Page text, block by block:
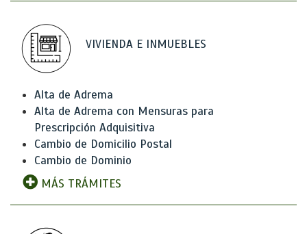
VIVIENDA E INMUEBLES
Alta de Adrema
Alta de Adrema con Mensuras para
Prescripción Adquisitiva
Cambio de Domicilio Postal
Cambio de Dominio
MÁS TRÁMITES